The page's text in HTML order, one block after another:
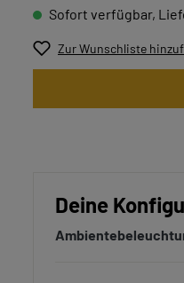
Sofort verfügbar,
Zur Wunschliste
Deine